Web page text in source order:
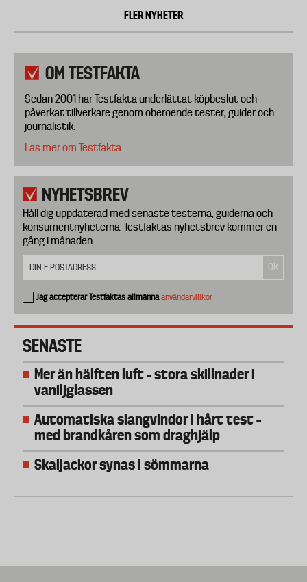
FLER NYHETER
OM TESTFAKTA
Sedan 2001 har Testfakta underlättat köpbeslut och
påverkat tillverkare genom oberoende tester, guider och
journalistik.
Läs mer om Testfakta.
NYHETSBREV
Håll dig uppdaterad med senaste testerna, guiderna och
konsumentnyheterna. Testfaktas nyhetsbrev kommer en
gång i månaden.
Jag accepterar Testfaktas allmännaanvändarvillkor
SENASTE
Mer än hälften luft – stora skillnader i
vaniljglassen
Automatiska slangvindor i hårt test –
med brandkåren som draghjälp
Skaljackor synas i sömmarna